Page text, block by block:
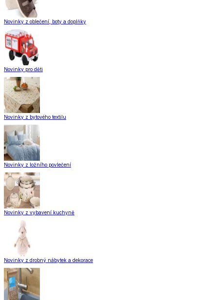
Novinky z oblečení, boty a doplňky
Novinky pro děti
Novinky z bytového textilu
Novinky z ložního povlečení
Novinky z vybavení kuchyně
Novinky z drobný nábytek a dekorace